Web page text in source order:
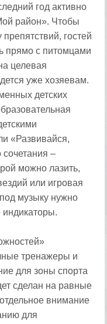
год активно
район». Чтобы
гостей
прямо с питомцами
целевая
уже хозяевам.
детских
«Развивайся,
сочетания –
можно лазить,
или игровая
музыку нужно
индикаторы.
тренажеры и
для зоны спорта
сделан на равные
внимание
для